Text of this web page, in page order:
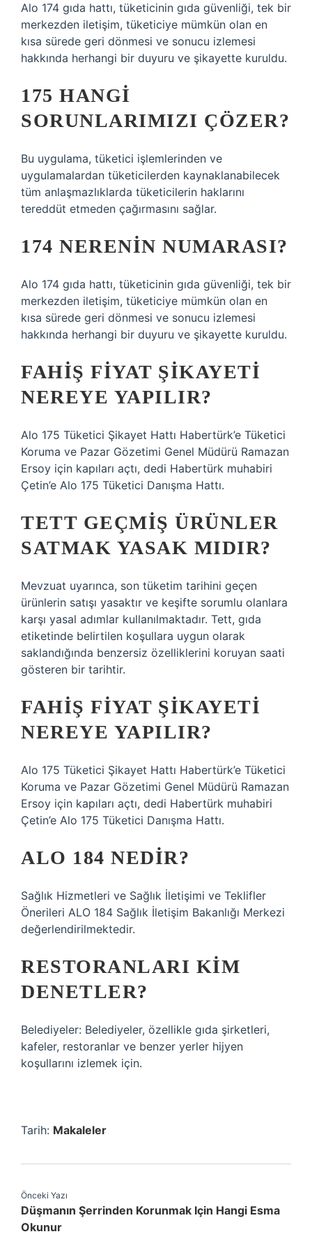
Alo 174 gıda hattı, tüketicinin gıda güvenliği, tek bir
merkezden iletişim, tüketiciye mümkün olan en
kısa sürede geri dönmesi ve sonucu izlemesi
hakkında herhangi bir duyuru ve şikayette kuruldu.
175 HANGI
SORUNLARIMIZI ÇÖZER?
Bu uygulama, tüketici işlemlerinden ve
uygulamalardan tüketicilerden kaynaklanabilecek
tüm anlaşmazlıklarda tüketicilerin haklarını
tereddüt etmeden çağırmasını sağlar.
174 NERENIN NUMARASI?
Alo 174 gıda hattı, tüketicinin gıda güvenliği, tek bir
merkezden iletişim, tüketiciye mümkün olan en
kısa sürede geri dönmesi ve sonucu izlemesi
hakkında herhangi bir duyuru ve şikayette kuruldu.
FAHIŞ FIYAT ŞIKAYETI
NEREYE YAPILIR?
Alo 175 Tüketici Şikayet Hattı Habertürk’e Tüketici
Koruma ve Pazar Gözetimi Genel Müdürü Ramazan
Ersoy için kapıları açtı, dedi Habertürk muhabiri
Çetin’e Alo 175 Tüketici Danışma Hattı.
TETT GEÇMIŞ ÜRÜNLER
SATMAK YASAK MIDIR?
Mevzuat uyarınca, son tüketim tarihini geçen
ürünlerin satışı yasaktır ve keşifte sorumlu olanlara
karşı yasal adımlar kullanılmaktadır. Tett, gıda
etiketinde belirtilen koşullara uygun olarak
saklandığında benzersiz özelliklerini koruyan saati
gösteren bir tarihtir.
FAHIŞ FIYAT ŞIKAYETI
NEREYE YAPILIR?
Alo 175 Tüketici Şikayet Hattı Habertürk’e Tüketici
Koruma ve Pazar Gözetimi Genel Müdürü Ramazan
Ersoy için kapıları açtı, dedi Habertürk muhabiri
Çetin’e Alo 175 Tüketici Danışma Hattı.
ALO 184 NEDIR?
Sağlık Hizmetleri ve Sağlık İletişimi ve Teklifler
Önerileri ALO 184 Sağlık İletişim Bakanlığı Merkezi
değerlendirilmektedir.
RESTORANLARI KIM
DENETLER?
Belediyeler: Belediyeler, özellikle gıda şirketleri,
kafeler, restoranlar ve benzer yerler hijyen
koşullarını izlemek için.
Tarih: Makaleler
Önceki Yazı
Düşmanın Şerrinden Korunmak Için Hangi Esma
Okunur